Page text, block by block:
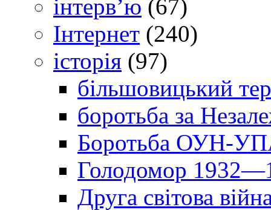
інтерв’ю (67)
Інтернет (240)
історія (97)
більшовицький
боротьба за
Боротьба ОУН-УПА
Голодомор
Друга світова